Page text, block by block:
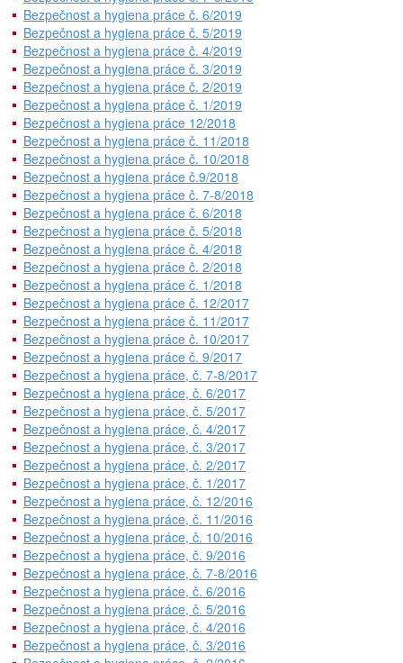
Bezpečnost a hygiena práce č. 6/2019
Bezpečnost a hygiena práce č. 5/2019
Bezpečnost a hygiena práce č. 4/2019
Bezpečnost a hygiena práce č. 3/2019
Bezpečnost a hygiena práce č. 2/2019
Bezpečnost a hygiena práce č. 1/2019
Bezpečnost a hygiena práce 12/2018
Bezpečnost a hygiena práce č. 11/2018
Bezpečnost a hygiena práce č. 10/2018
Bezpečnost a hygiena práce č.9/2018
Bezpečnost a hygiena práce č. 7-8/2018
Bezpečnost a hygiena práce č. 6/2018
Bezpečnost a hygiena práce č. 5/2018
Bezpečnost a hygiena práce č. 4/2018
Bezpečnost a hygiena práce č. 2/2018
Bezpečnost a hygiena práce č. 1/2018
Bezpečnost a hygiena práce č. 12/2017
Bezpečnost a hygiena práce č. 11/2017
Bezpečnost a hygiena práce č. 10/2017
Bezpečnost a hygiena práce č. 9/2017
Bezpečnost a hygiena práce, č. 7-8/2017
Bezpečnost a hygiena práce, č. 6/2017
Bezpečnost a hygiena práce, č. 5/2017
Bezpečnost a hygiena práce, č. 4/2017
Bezpečnost a hygiena práce, č. 3/2017
Bezpečnost a hygiena práce, č. 2/2017
Bezpečnost a hygiena práce, č. 1/2017
Bezpečnost a hygiena práce, č. 12/2016
Bezpečnost a hygiena práce, č. 11/2016
Bezpečnost a hygiena práce, č. 10/2016
Bezpečnost a hygiena práce, č. 9/2016
Bezpečnost a hygiena práce, č. 7-8/2016
Bezpečnost a hygiena práce, č. 6/2016
Bezpečnost a hygiena práce, č. 5/2016
Bezpečnost a hygiena práce, č. 4/2016
Bezpečnost a hygiena práce, č. 3/2016